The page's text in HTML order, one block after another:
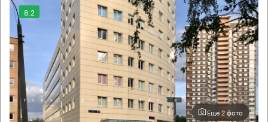
8.2
Еще 2 фото